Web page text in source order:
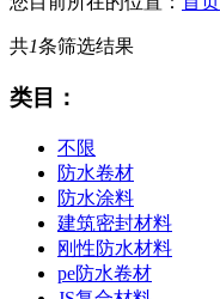
共1条筛选结果
类目：
不限
防水卷材
防水涂料
建筑密封材料
刚性防水材料
pe防水卷材